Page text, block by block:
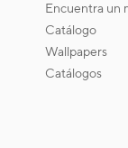
encuentra un
catálogo
wallpapers
catálogos